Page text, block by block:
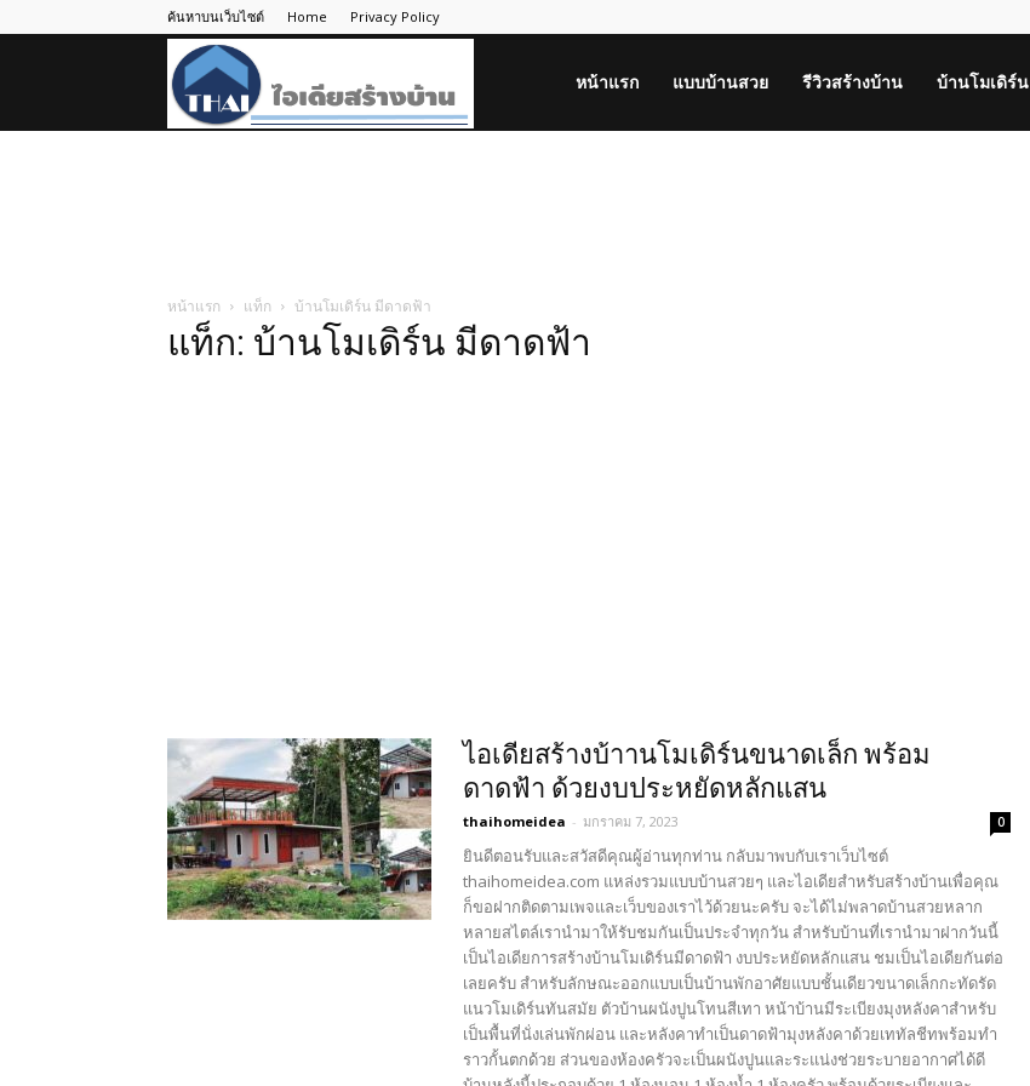
ค้นหาบนเว็บไซต์ Home Privacy Policy
หน้าแรก แบบบ้านสวย รีวิวสร้างบ้าน บ้านโมเดิร์น
หน้าแรก แท็ก บ้านโมเดิร์น มีดาดฟ้า
แท็ก: บ้านโมเดิร์น มีดาดฟ้า
ไอเดียสร้างบ้าานโมเดิร์นขนาดเล็ก พร้อม
ดาดฟ้า ด้วยงบประหยัดหลักแสน
thaihomeidea - มกราคม 7, 2023 0
ยินดีตอนรับและสวัสดีคุณผู้อ่านทุกท่าน กลับมาพบกับเราเว็บไซต์
thaihomeidea.com แหล่งรวมแบบบ้านสวยๆ และไอเดียสำหรับสร้างบ้านเพื่อคุณ
ก็ขอฝากติดตามเพจและเว็บของเราไว้ด้วยนะครับ จะได้ไม่พลาดบ้านสวยหลาก
หลายสไตล์เรานำมาให้รับชมกันเป็นประจำทุกวัน สำหรับบ้านที่เรานำมาฝากวันนี้
เป็นไอเดียการสร้างบ้านโมเดิร์นมีดาดฟ้า งบประหยัดหลักแสน ชมเป็นไอเดียกันต่อ
เลยครับ สำหรับลักษณะออกแบบเป็นบ้านพักอาศัยแบบชั้นเดียวขนาดเล็กกะทัดรัด
แนวโมเดิร์นทันสมัย ตัวบ้านผนังปูนโทนสีเทา หน้าบ้านมีระเบียงมุงหลังคาสำหรับ
เป็นพื้นที่นั่งเล่นพักผ่อน และหลังคาทำเป็นดาดฟ้ามุงหลังคาด้วยเททัลชีทพร้อมทำ
ราวกั้นตกด้วย ส่วนของห้องครัวจะเป็นผนังปูนและระแน่งช่วยระบายอากาศได้ดี